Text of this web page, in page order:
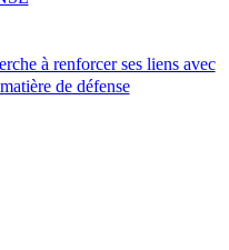
à renforcer ses liens avec
de défense